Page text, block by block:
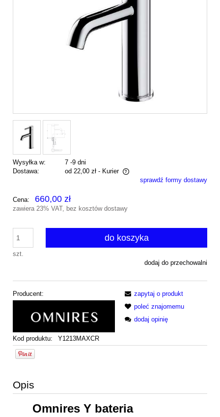
Wysyłka w:
7 -9 dni
Dostawa:
od 22,00 zł - Kurier
Cena nie zawiera ewentualnych kosztów płatnościsprawdź formy dostawy
Cena: 660,00 zł
zawiera 23% VAT, bez kosztów dostawy
szt.
do koszyka
dodaj do przechowalni
Producent:
Kod produktu: Y1213MAXCR
zapytaj o produkt
poleć znajomemu
dodaj opinię
Opis
Omnires Y bateria